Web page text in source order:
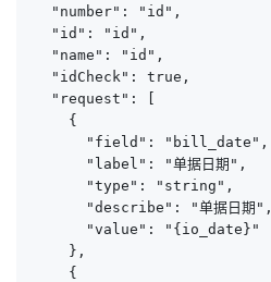
  "number": "id",
  "id": "id",
  "name": "id",
  "idCheck": true,
  "request": [
    {
      "field": "bill_date",
      "label": "单据日期",
      "type": "string",
      "describe": "单据日期",
      "value": "{io_date}"
    },
    {